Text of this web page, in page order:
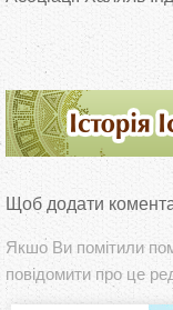
Щоб додати
Якшо Ви помітили
повідомити про це